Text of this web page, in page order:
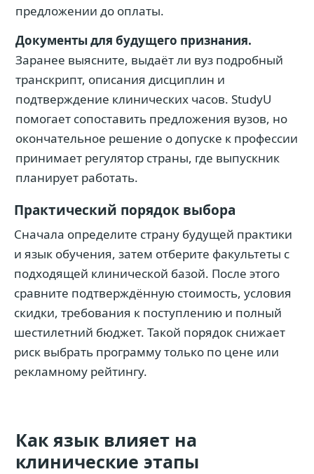
предложении до оплаты.
Документы для будущего признания.
Заранее выясните, выдаёт ли вуз подробный
транскрипт, описания дисциплин и
подтверждение клинических часов. StudyU
помогает сопоставить предложения вузов, но
окончательное решение о допуске к профессии
принимает регулятор страны, где выпускник
планирует работать.
Практический порядок выбора
Сначала определите страну будущей практики
и язык обучения, затем отберите факультеты с
подходящей клинической базой. После этого
сравните подтверждённую стоимость, условия
скидки, требования к поступлению и полный
шестилетний бюджет. Такой порядок снижает
риск выбрать программу только по цене или
рекламному рейтингу.
Как язык влияет на
клинические этапы